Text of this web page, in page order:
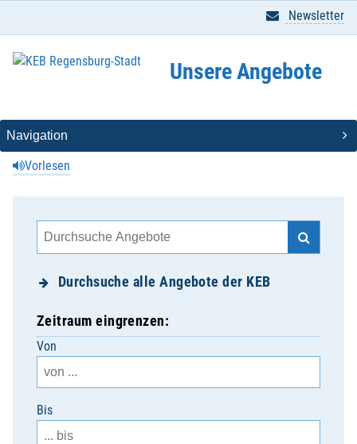
Vorlesen
Newsletter
Unsere Angebote
Durchsuche alle Angebote der KEB
Zeitraum eingrenzen:
Von
Bis